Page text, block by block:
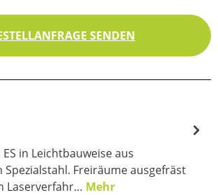
SENDEN
in Leichtbauweise aus
Freiräume ausgefräst
Laserverfahr… Mehr